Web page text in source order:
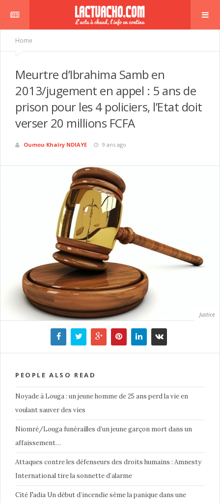
Home
Meurtre d’Ibrahima Samb en
2013/jugement en appel : 5 ans de
prison pour les 4 policiers, l’Etat doit
verser 20 millions FCFA
Oumou Khaïry NDIAYE 9 ans ago
Justice
PEOPLE ALSO READ
Noyade à Louga : un jeune homme de 25 ans perd la vie en
voulant sauver des vies
Niomré/Louga funérailles d’un jeune garçon mort dans un
affaissement…
Attaques contre les défenseurs des droits humains : Amnesty
International tire la sonnette d’alarme
Cité Fadia Un début d’incendie sème la panique dans une